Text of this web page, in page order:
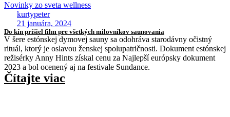
Novinky zo sveta wellness
kurtypeter
21 januára, 2024
Do kín prišiel film pre všetkých milovníkov saunovania
V šere estónskej dymovej sauny sa odohráva starodávny očistný
rituál, ktorý je oslavou ženskej spolupatričnosti. Dokument estónskej
režisérky Anny Hints získal cenu za Najlepší európsky dokument
2023 a bol ocenený aj na festivale Sundance.
Čítajte viac